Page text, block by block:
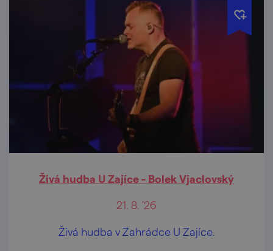
Živá hudba U Zajíce - Bolek Vjaclovský
21. 8. '26
Živá hudba v Zahrádce U Zajíce.